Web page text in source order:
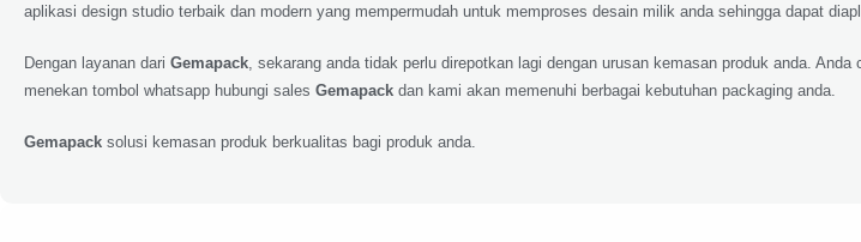
aplikasi design studio terbaik dan modern yang mempermudah untuk memproses desain milik anda sehingga dapat
Dengan layanan dari Gemapack , sekarang anda tidak perlu direpotkan lagi dengan urusan kemasan produk anda.
menekan tombol whatsapp hubungi sales Gemapack dan kami akan memenuhi berbagai kebutuhan packaging anda.
Gemapack solusi kemasan produk berkualitas bagi produk anda.